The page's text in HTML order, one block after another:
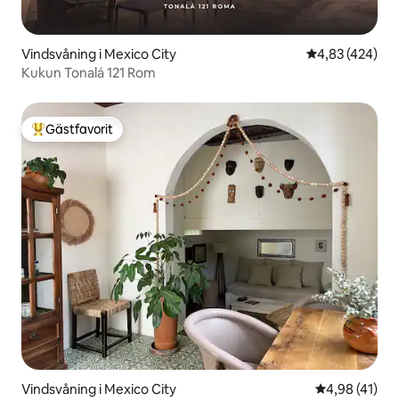
Vindsvåning i Mexico City 4,83 av 5 i
4,83 (424)
Kukun Tonalá 121 Rom
Populär gästfavorit
Gästfavorit
Vindsvåning i Mexico City 4,98 av 5 i
4,98 (41)